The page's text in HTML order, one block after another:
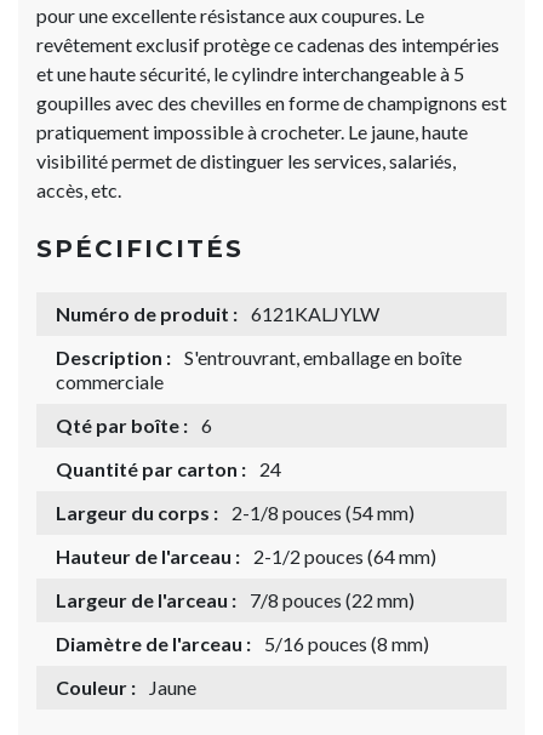
pour une excellente résistance aux coupures. Le
revêtement exclusif protège ce cadenas des intempéries
et une haute sécurité, le cylindre interchangeable à 5
goupilles avec des chevilles en forme de champignons est
pratiquement impossible à crocheter. Le jaune, haute
visibilité permet de distinguer les services, salariés,
accès, etc.
SPÉCIFICITÉS
Numéro de produit : 6121KALJYLW
Description : S'entrouvrant, emballage en boîte
commerciale
Qté par boîte : 6
Quantité par carton :
24
Largeur du corps :
2-1/8 pouces (54 mm)
Hauteur de l'arceau :
2-1/2 pouces (64 mm)
Largeur de l'arceau :
7/8 pouces (22 mm)
Diamètre de l'arceau :
5/16 pouces (8 mm)
Couleur :
Jaune